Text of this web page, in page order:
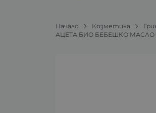
Начало Козметика
АЦЕТА БИО БЕБЕШКО МАСЛО